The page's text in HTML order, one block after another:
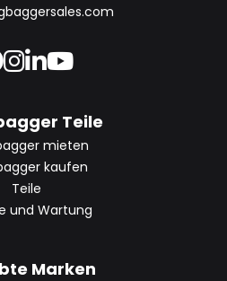
Teile
mieten
kaufen
Teile
und Wartung
Marken